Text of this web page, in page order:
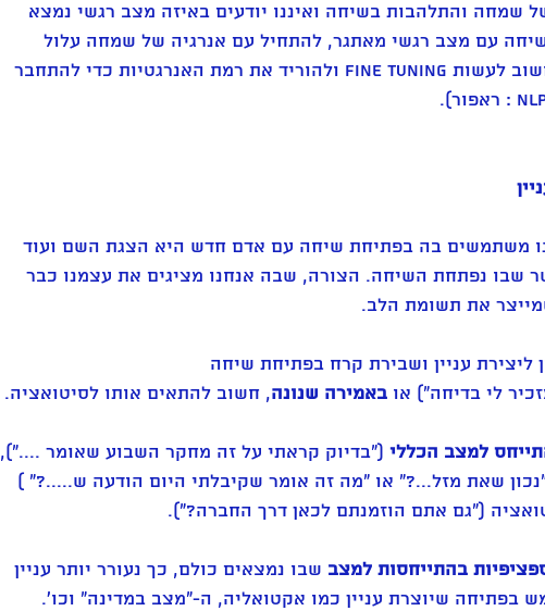
שמחה והתלהבות בשיחה ואיננו יודעים באיזה מצב רגשי נמצא
עם מצב רגשי מאתגר, להתחיל עם אנרגיה של שמחה עלול
להתפרש כחוסר רגישות. ולכן, חשוב לעשות FINE TUNING ולהוריד את רמת האנרגטיות כדי להתחבר
משתמשים בה בפתיחת שיחה עם אדם חדש היא הצגת השם ועוד
שבו נפתחת השיחה. הצורה, שבה אנחנו מציגים את עצמנו כבר
את תשומת הלב.
ליצירת עניין ושבירת קרח בפתיחת שיחה
לי בדיחה") או באמירה שנונה, חשוב להתאים אותו לסיטואציה.
למצב הכללי ("בדיוק קראתי על זה מחקר השבוע שאומר ...."),
שאת מזל...?" או "מה זה אומר שקיבלתי היום הודעה ש.....?" )
("גם אתם הוזמנתם לכאן דרך החברה?").
בהתייחסות למצב שבו נמצאים כולם, כך נעורר יותר עניין
בפתיחה שיוצרת עניין כמו אקטואליה, ה-"מצב במדינה" וכו'.